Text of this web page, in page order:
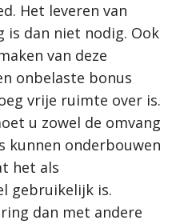
Het leveren van
is dan niet nodig. Ook
van deze
onbelaste bonus
vrije ruimte over is.
u zowel de omvang
kunnen onderbouwen
het als
gebruikelijk is.
dan met andere